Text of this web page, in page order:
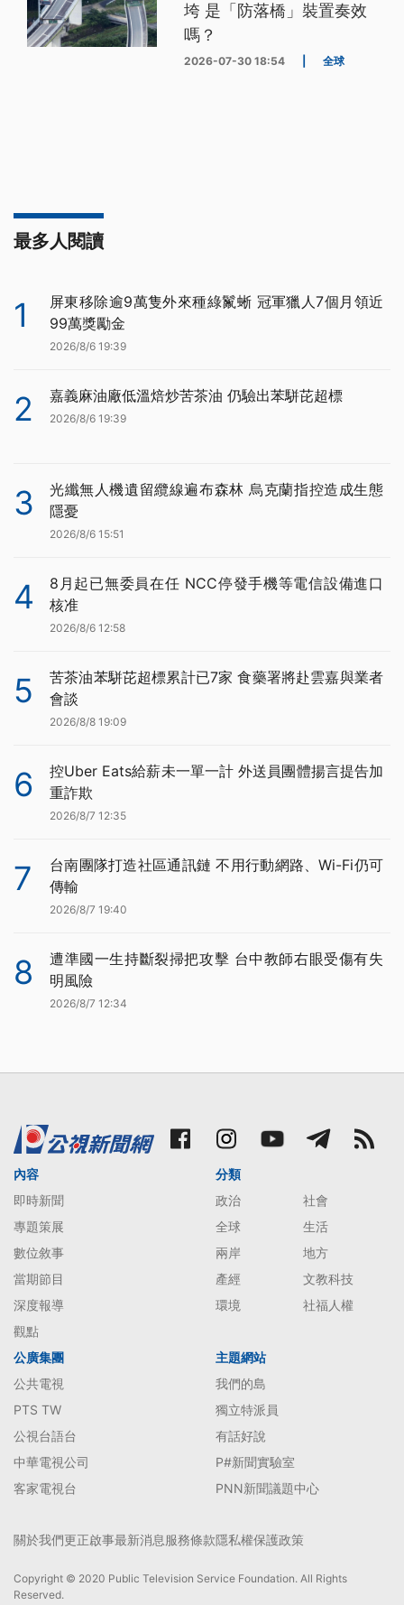
垮 是「防落橋」裝置奏效
嗎？
2026-07-30 18:54 全球
最多人閱讀
1
屏東移除逾9萬隻外來種綠鬣蜥 冠軍獵人7個月領近
99萬獎勵金
2026/8/6 19:39
2 嘉義麻油廠低溫焙炒苦茶油 仍驗出苯駢芘超標
2026/8/6 19:39
3
光纖無人機遺留纜線遍布森林 烏克蘭指控造成生態
隱憂
2026/8/6 15:51
4
8月起已無委員在任 NCC停發手機等電信設備進口
核准
2026/8/6 12:58
5
苦茶油苯駢芘超標累計已7家 食藥署將赴雲嘉與業者
會談
2026/8/8 19:09
6
控Uber Eats給薪未一單一計 外送員團體揚言提告加
重詐欺
2026/8/7 12:35
7
台南團隊打造社區通訊鏈 不用行動網路、Wi-Fi仍可
傳輸
2026/8/7 19:40
8
遭準國一生持斷裂掃把攻擊 台中教師右眼受傷有失
明風險
2026/8/7 12:34
內容
即時新聞
專題策展
數位敘事
當期節目
深度報導
觀點
分類
政治
社會
全球
生活
兩岸
地方
產經
文教科技
環境
社福人權
公廣集團
公共電視
PTS TW
公視台語台
中華電視公司
客家電視台
主題網站
我們的島
獨立特派員
有話好說
P#新聞實驗室
PNN新聞議題中心
關於我們更正啟事最新消息服務條款隱私權保護政策
Copyright © 2020 Public Television Service Foundation. All Rights
Reserved.